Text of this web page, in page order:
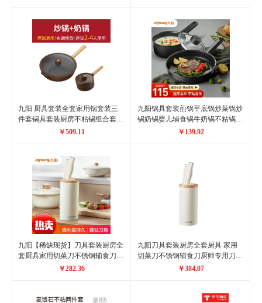
九阳 厨具套装全套家用锅套装三
件套锅具套装厨房不粘锅组合套装
锅 炒锅+奶锅(布朗熊)
￥509.11
九阳锅具套装煎锅平底锅炒菜锅炒
锅奶锅婴儿辅食锅牛奶锅不粘锅锅
具二两件套家用厨具套装燃气煤气
￥139.92
九阳【稀缺现货】刀具套装厨房全
套厨具家用切菜刀不锈钢辅食刀厨
师专用刀水果刀具套装T0104 （J
￥282.36
九阳刀具套装厨房全套厨具 家用
切菜刀不锈钢辅食刀厨师专用刀水
果刀具套装 轻奢系列四件套 T0104
￥384.07